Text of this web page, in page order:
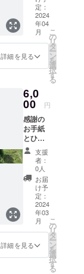
と思ってお
ります。
次は古民家
でクラウド
ングしま
屋！ 来
年も花
屋を営
業する
にあた
り、ひ
ししま
す。
※2024
年8月第
4週に3
日間営
業予
定！ ※
花束の
受け渡
しは、
須坂市
チャレ
ンジ
ショッ
プの
「やま
のお手
紙 私が
イベン
トの出
店で提
供して
いる
チャイ
飲んで
いただ
けるチ
ケット
を販売
しま
す。
（例）
須坂
ファミ
リー
フェス
ティバ
ルや須
坂ス
イーツ
フェス
定：
2024
年04
月
詳細を見る
こ
の
リ
タ
ー
ン
を
選
択
す
る
6,0
00 円
感謝の
お手紙
とひま
わり畑
のミニ
フォト
アルバ
ムを送
りま
す。 34
面のミ
ニフォ
トアル
バム
（21cm
×11cm
支援
者：
0人
お届
け予
定：
2024
年03
月
詳細を見る
こ
の
リ
タ
ー
ン
を
選
択
す
る